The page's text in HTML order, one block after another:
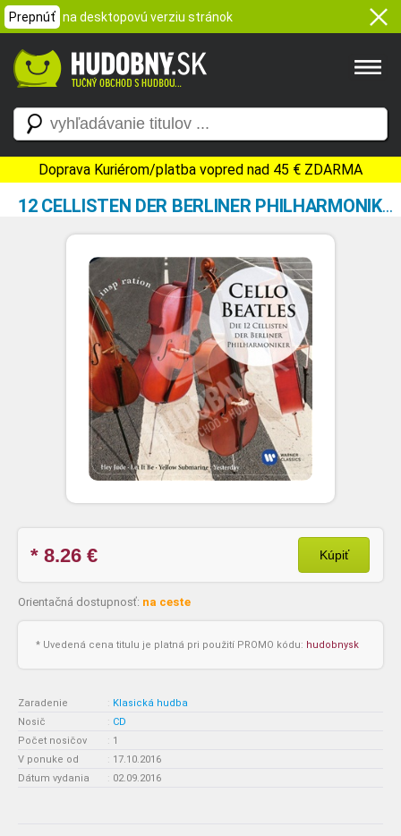
Prepnúť na desktopovú verziu stránok
Doprava Kuriérom/platba vopred nad 45 € ZDARMA
12 CELLISTEN DER BERLINER PHILHARMONIKER
* 8.26 € Kúpiť
Orientačná dostupnosť: na ceste
* Uvedená cena titulu je platná pri použití PROMO kódu: hudobnysk
Zaradenie : Klasická hudba
Nosič
: CD
Počet nosičov
: 1
V ponuke od
: 17.10.2016
Dátum vydania
: 02.09.2016